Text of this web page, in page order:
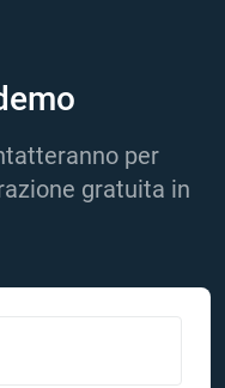
per
gratuita in